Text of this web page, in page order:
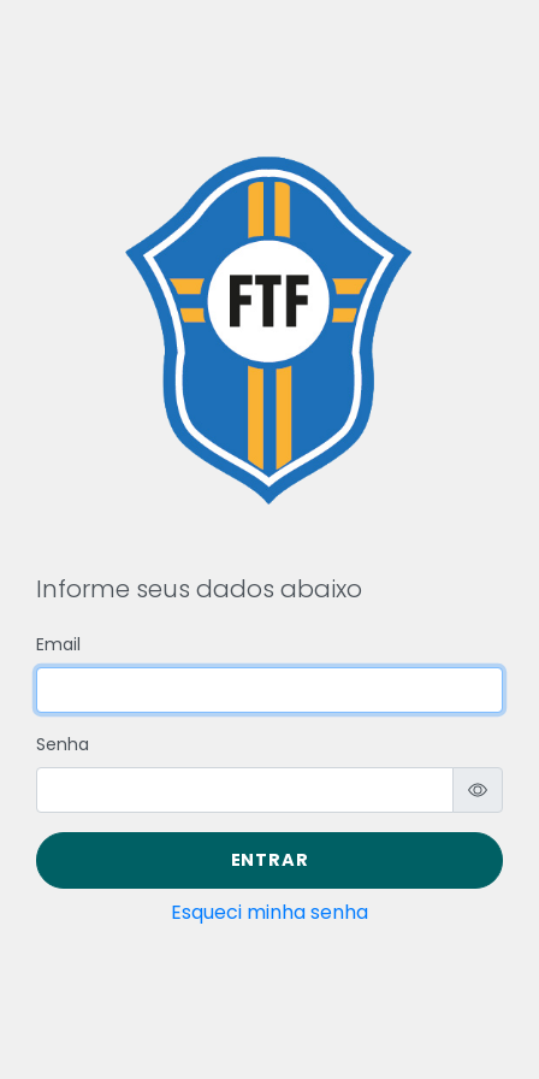
Informe seus dados abaixo
Email
Senha
ENTRAR
Esqueci minha senha